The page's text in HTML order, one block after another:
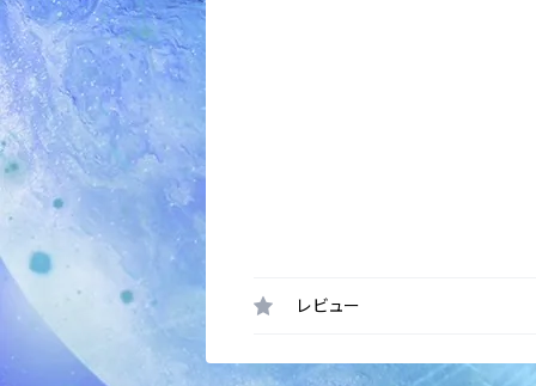
レビュー